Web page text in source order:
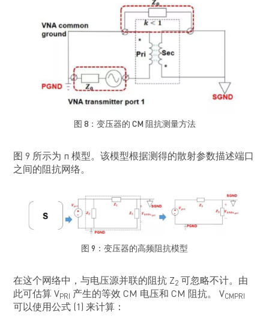
图 8：变压器的 CM 阻抗测量方法
图 9 所示为 π 模型。该模型根据测得的散射参数描述端口
之间的阻抗网络。
图 9：变压器的高频阻抗模型
在这个网络中，与电压源并联的阻抗 Z2 可忽略不计。由
此可估算 V PRI 产生的等效 CM 电压和 CM 阻抗。 VCMPRI
可以使用公式 (1) 来计算：